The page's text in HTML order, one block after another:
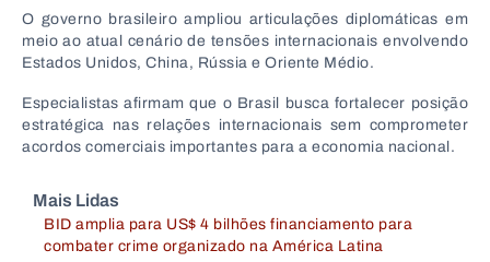
O governo brasileiro ampliou articulações diplomáticas em
meio ao atual cenário de tensões internacionais envolvendo
Estados Unidos, China, Rússia e Oriente Médio.
Especialistas afirmam que o Brasil busca fortalecer posição
estratégica nas relações internacionais sem comprometer
acordos comerciais importantes para a economia nacional.
Mais Lidas
BID amplia para US$ 4 bilhões financiamento para
combater crime organizado na América Latina